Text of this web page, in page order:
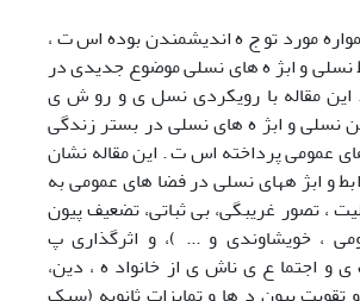
مورد تو ج ه اندیشمندن بوده اس ت ،
نسلی و ابژ ه های نسلی موضوع جدیدی در
این مقاله با رویکردی نسل ی و رو ش ی
نسلی و ابژ ه های نسلی در بستر زندگی
عمومی پرداخته اس ت . این مقاله نشان
و ابژ ههای نسلی در فضا های عمومی به
، تصور غریبگی، بی ثباتی، تضعیف پیون
، خویشاوندی و ... )، و اثرگذاری پ
و اجتما ع ی ناش ی از خانواد ه ، دین،